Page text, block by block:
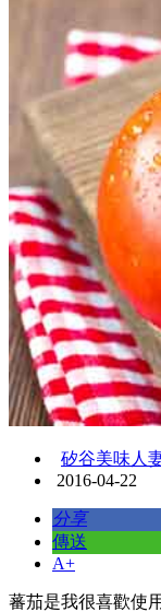
矽谷美味人
2016-04-22
分享
傳送
A+
蕃茄是我很喜歡使